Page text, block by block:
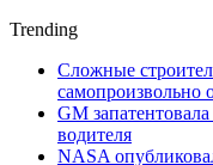
Trending
Сложные
самопроизвольно
GM
водителя
NASA